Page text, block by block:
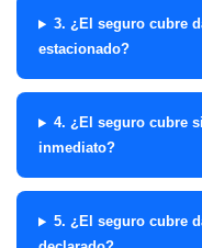
3. ¿El seguro cubre
estacionado?
4. ¿El seguro cubre
inmediato?
5. ¿El seguro cubre